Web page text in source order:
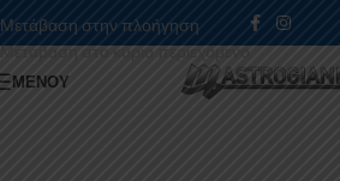
Μετάβαση στην πλοήγηση
Μετάβαση στο κύριο περιεχόμενο
ΜΕΝΟΎ